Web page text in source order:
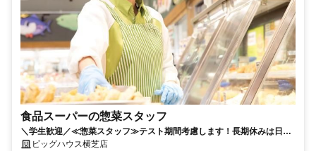
食品スーパーの惣菜スタッフ
＼学生歓迎／≪惣菜スタッフ≫テスト期間考慮します！長期休みは日中
勤務も可。友人との応募歓迎♪
ビッグハウス横芝店